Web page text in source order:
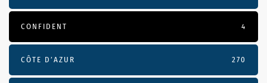
CONFIDENT 4
CÔTE D’AZUR 270